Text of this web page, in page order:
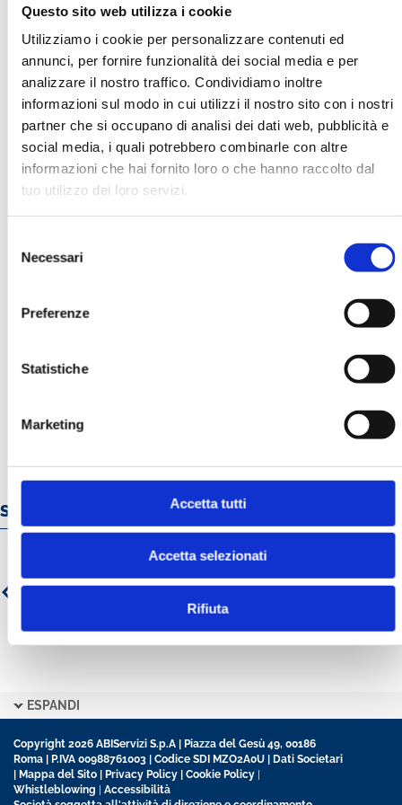
Questo sito web utilizza i cookie
Utilizziamo i cookie per personalizzare contenuti ed
annunci, per fornire funzionalità dei social media e per
analizzare il nostro traffico. Condividiamo inoltre
informazioni sul modo in cui utilizzi il nostro sito con i nostri
partner che si occupano di analisi dei dati web, pubblicità e
social media, i quali potrebbero combinarle con altre
informazioni che hai fornito loro o che hanno raccolto dal
tuo utilizzo dei loro servizi.
delNecessari
Preferenze
Statistiche
Marketing
Accetta tutti
Accetta selezionati
Rifiuta
Dmitry Koutznetzov
Organizzazione
Unicredito
Ha pubblicato con noi
Servizi e prodotti online
ESPANDI
Copyright 2026 ABIServizi S.p.A | Piazza del Gesù 49, 00186
Roma | P.IVA 00988761003 | Codice SDI MZO2A0U |
Dati Societari
Mappa del Sito Privacy Policy Cookie Policy
Whistleblowing
Accessibilità